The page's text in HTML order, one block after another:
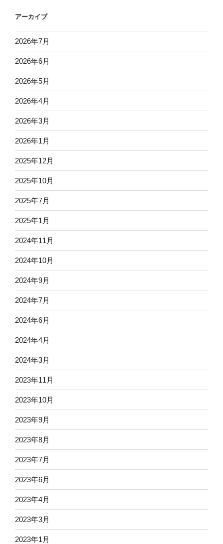
アーカイブ
2026年7月
2026年6月
2026年5月
2026年4月
2026年3月
2026年1月
2025年12月
2025年10月
2025年7月
2025年1月
2024年11月
2024年10月
2024年9月
2024年7月
2024年6月
2024年4月
2024年3月
2023年11月
2023年10月
2023年9月
2023年8月
2023年7月
2023年6月
2023年4月
2023年3月
2023年1月